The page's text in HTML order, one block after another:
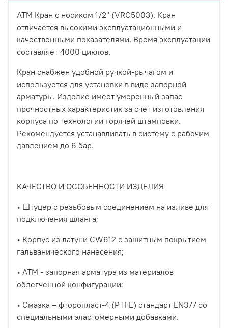
ATM Кран с носиком 1/2" (VRC5003). Кран
отличается высокими эксплуатационными и
качественными показателями. Время эксплуатации
составляет 4000 циклов.
Кран снабжен удобной ручкой-рычагом и
используется для установки в виде запорной
арматуры. Изделие имеет умеренный запас
прочностных характеристик за счет изготовления
корпуса по технологии горячей штамповки.
Рекомендуется устанавливать в систему с рабочим
давлением до 6 бар.
КАЧЕСТВО И ОСОБЕННОСТИ ИЗДЕЛИЯ
• Штуцер с резьбовым соединением на изливе для
подключения шланга;
• Корпус из латуни CW612 с защитным покрытием
гальванического нанесения;
• АТМ - запорная арматура из материалов
облегченной конфигурации;
• Смазка – фторопласт-4 (PTFE) стандарт EN377 со
специальными эластомерными добавками.